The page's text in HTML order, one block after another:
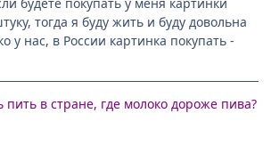
будете покупать у меня картинки
тогда я буду жить и буду довольна
у нас, в России картинка покупать -
в стране, где молоко дороже пива?